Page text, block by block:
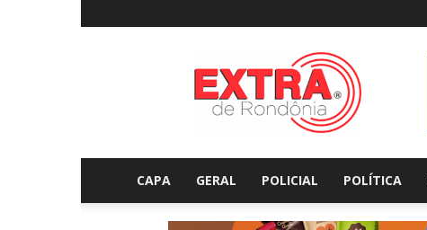
Extraderondonia.com.br
CAPA GERAL POLICIAL POLÍTICA